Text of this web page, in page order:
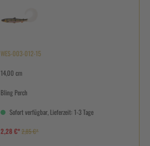
WES-003-012-15
14,00 cm
Bling Perch
Sofort verfügbar, Lieferzeit: 1-3 Tage
2,28 €*2,85 €*